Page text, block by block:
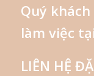
Quý
làm việc
LIÊN HỆ